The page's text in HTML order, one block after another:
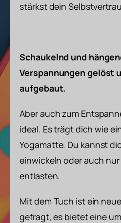
stärkst dein
Schaukelnd und
Verspannungen gelöst
aufgebaut.
Aber auch zum
ideal. Es trägt dich wie
Yogamatte. Du kannst
einwickeln oder auch nur
entlasten.
Mit dem Tuch ist ein
gefragt, es bietet eine